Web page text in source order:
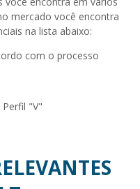
mercado você encontra
na lista abaixo:
Perfil "V"